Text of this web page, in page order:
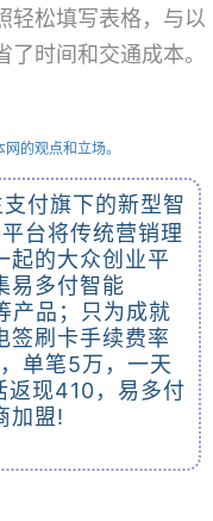
轻松填写表格，与以
时间和交通成本。
的观点和立场。
付旗下的新型智
台将传统营销理
起的大众创业平
易多付智能
产品；只为成就
签刷卡手续费率
单笔5万，一天
返现410，易多付
加盟!